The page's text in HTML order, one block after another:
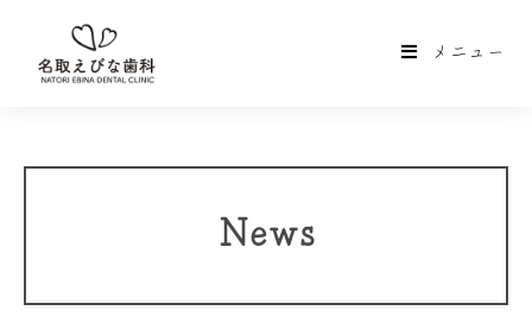
メニュー
News